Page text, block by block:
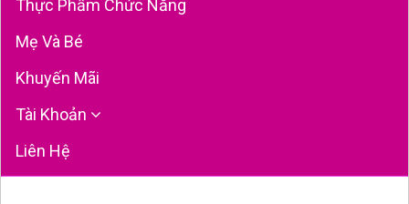
Thực Phẩm Chức Năng
Mẹ Và Bé
Khuyến Mãi
Tài Khoản
Liên Hệ